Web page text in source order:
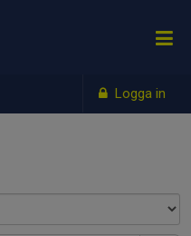
Logga in